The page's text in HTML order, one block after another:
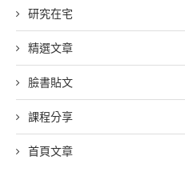
研究在宅
精選文章
臉書貼文
課程分享
首頁文章